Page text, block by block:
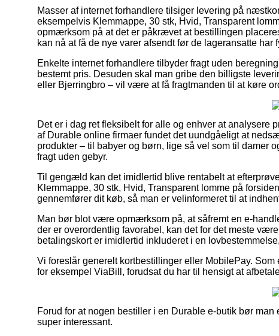
Masser af internet forhandlere tilsiger levering på
eksempelvis Klemmappe, 30 stk, Hvid, Transparent
opmærksom på at det er påkrævet at bestillingen
kan nå at få de nye varer afsendt før de lageransatte har
Enkelte internet forhandlere tilbyder fragt uden
bestemt pris. Desuden skal man gribe den billigste
eller Bjerringbro – vil være at få fragtmanden til at køre
Det er i dag ret fleksibelt for alle og enhver at analysere
af Durable online firmaer fundet det uundgåeligt at
produkter – til babyer og børn, lige så vel som til damer
fragt uden gebyr.
Til gengæld kan det imidlertid blive rentabelt at
Klemmappe, 30 stk, Hvid, Transparent lomme på
gennemfører dit køb, så man er velinformeret til at
Man bør blot være opmærksom på, at såfremt en e-
der er overordentlig favorabel, kan det for det meste
betalingskort er imidlertid inkluderet i en
Vi foreslår generelt kortbestillinger eller MobilePay.
for eksempel ViaBill, forudsat du har til hensigt at
Forud for at nogen bestiller i en Durable e-butik bør
super interessant.